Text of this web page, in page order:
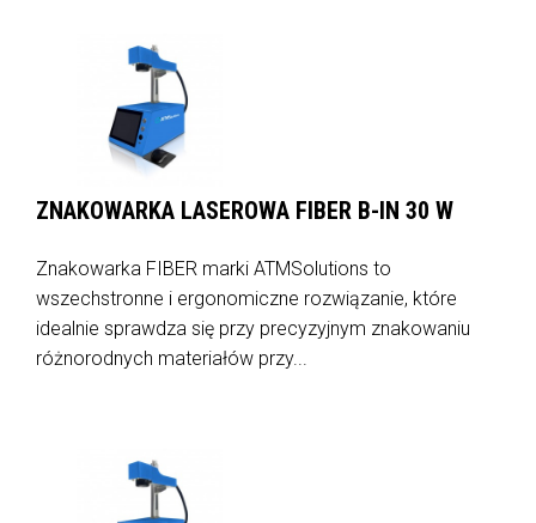
ZNAKOWARKA LASEROWA FIBER B-IN 30 W
Znakowarka FIBER marki ATMSolutions to
wszechstronne i ergonomiczne rozwiązanie, które
idealnie sprawdza się przy precyzyjnym znakowaniu
różnorodnych materiałów przy...